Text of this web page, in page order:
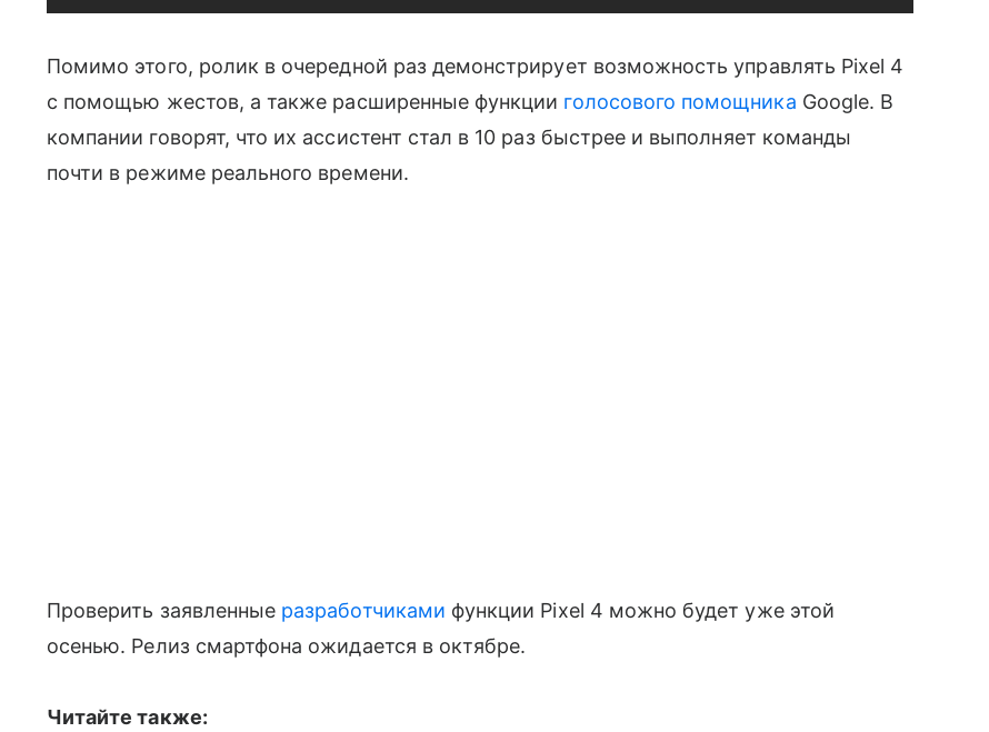
Помимо этого, ролик в очередной раз демонстрирует возможность управлять Pixel 4
с помощью жестов, а также расширенные функции голосового помощника Google. В
компании говорят, что их ассистент стал в 10 раз быстрее и выполняет команды
почти в режиме реального времени.
Проверить заявленные разработчиками функции Pixel 4 можно будет уже этой
осенью. Релиз смартфона ожидается в октябре.
Читайте также: